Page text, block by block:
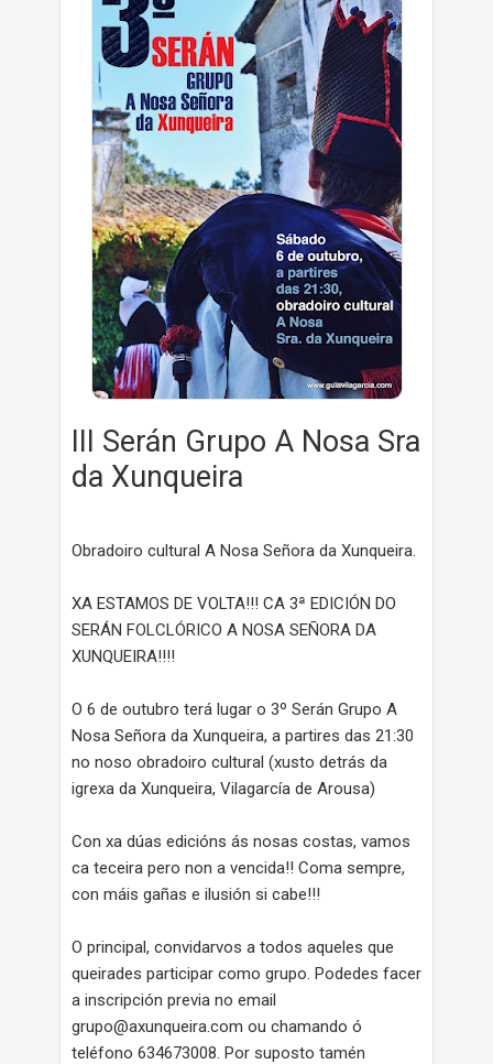
III Serán Grupo A Nosa Sra
da Xunqueira
Obradoiro cultural A Nosa Señora da Xunqueira.
XA ESTAMOS DE VOLTA!!! CA 3ª EDICIÓN DO
SERÁN FOLCLÓRICO A NOSA SEÑORA DA
XUNQUEIRA!!!!
O 6 de outubro terá lugar o 3º Serán Grupo A
Nosa Señora da Xunqueira, a partires das 21:30
no noso obradoiro cultural (xusto detrás da
igrexa da Xunqueira, Vilagarcía de Arousa)
Con xa dúas edicións ás nosas costas, vamos
ca teceira pero non a vencida!! Coma sempre,
con máis gañas e ilusión si cabe!!!
O principal, convidarvos a todos aqueles que
queirades participar como grupo. Podedes facer
a inscripción previa no email
grupo@axunqueira.com ou chamando ó
teléfono 634673008. Por suposto tamén